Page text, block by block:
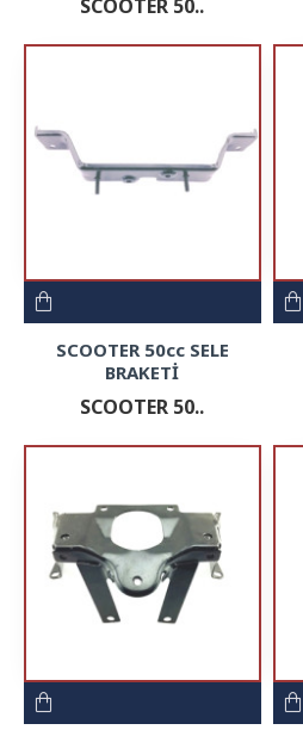
SCOOTER 50..
SCOOTER 50cc SELE
BRAKETİ
SCOOTER 50..